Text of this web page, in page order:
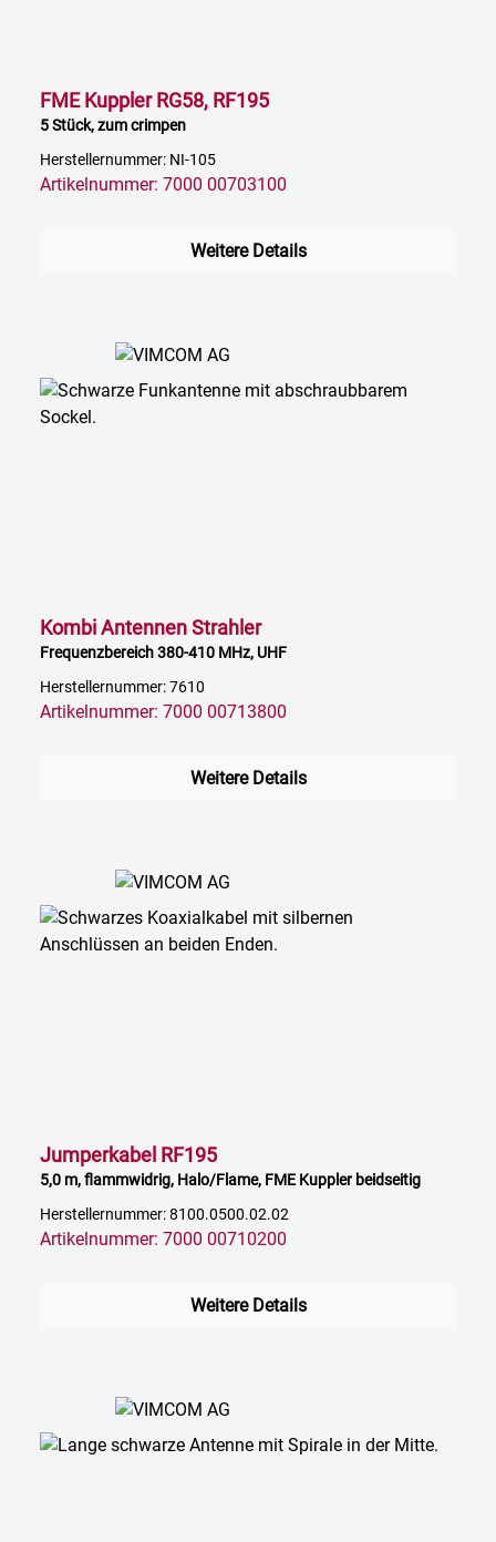
FME Kuppler RG58, RF195
5 Stück, zum crimpen
Herstellernummer: NI-105
Artikelnummer: 7000 00703100
Weitere Details
Kombi Antennen Strahler
Frequenzbereich 380-410 MHz, UHF
Herstellernummer: 7610
Artikelnummer: 7000 00713800
Weitere Details
Jumperkabel RF195
5,0 m, flammwidrig, Halo/Flame, FME Kuppler beidseitig
Herstellernummer: 8100.0500.02.02
Artikelnummer: 7000 00710200
Weitere Details